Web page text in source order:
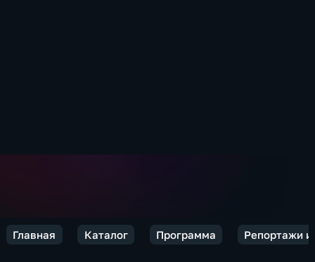
Главная Каталог Программа Репортажи